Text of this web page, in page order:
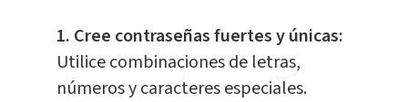
1. Cree contraseñas fuertes y únicas:
Utilice combinaciones de letras,
números y caracteres especiales.